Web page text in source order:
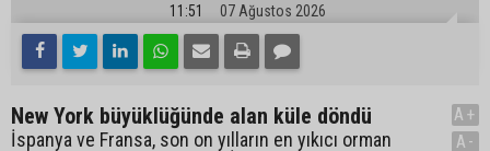
11:51 07 Ağustos 2026
New York büyüklüğünde alan küle döndü
İspanya ve Fransa, son on yılların en yıkıcı orman
A+
A-